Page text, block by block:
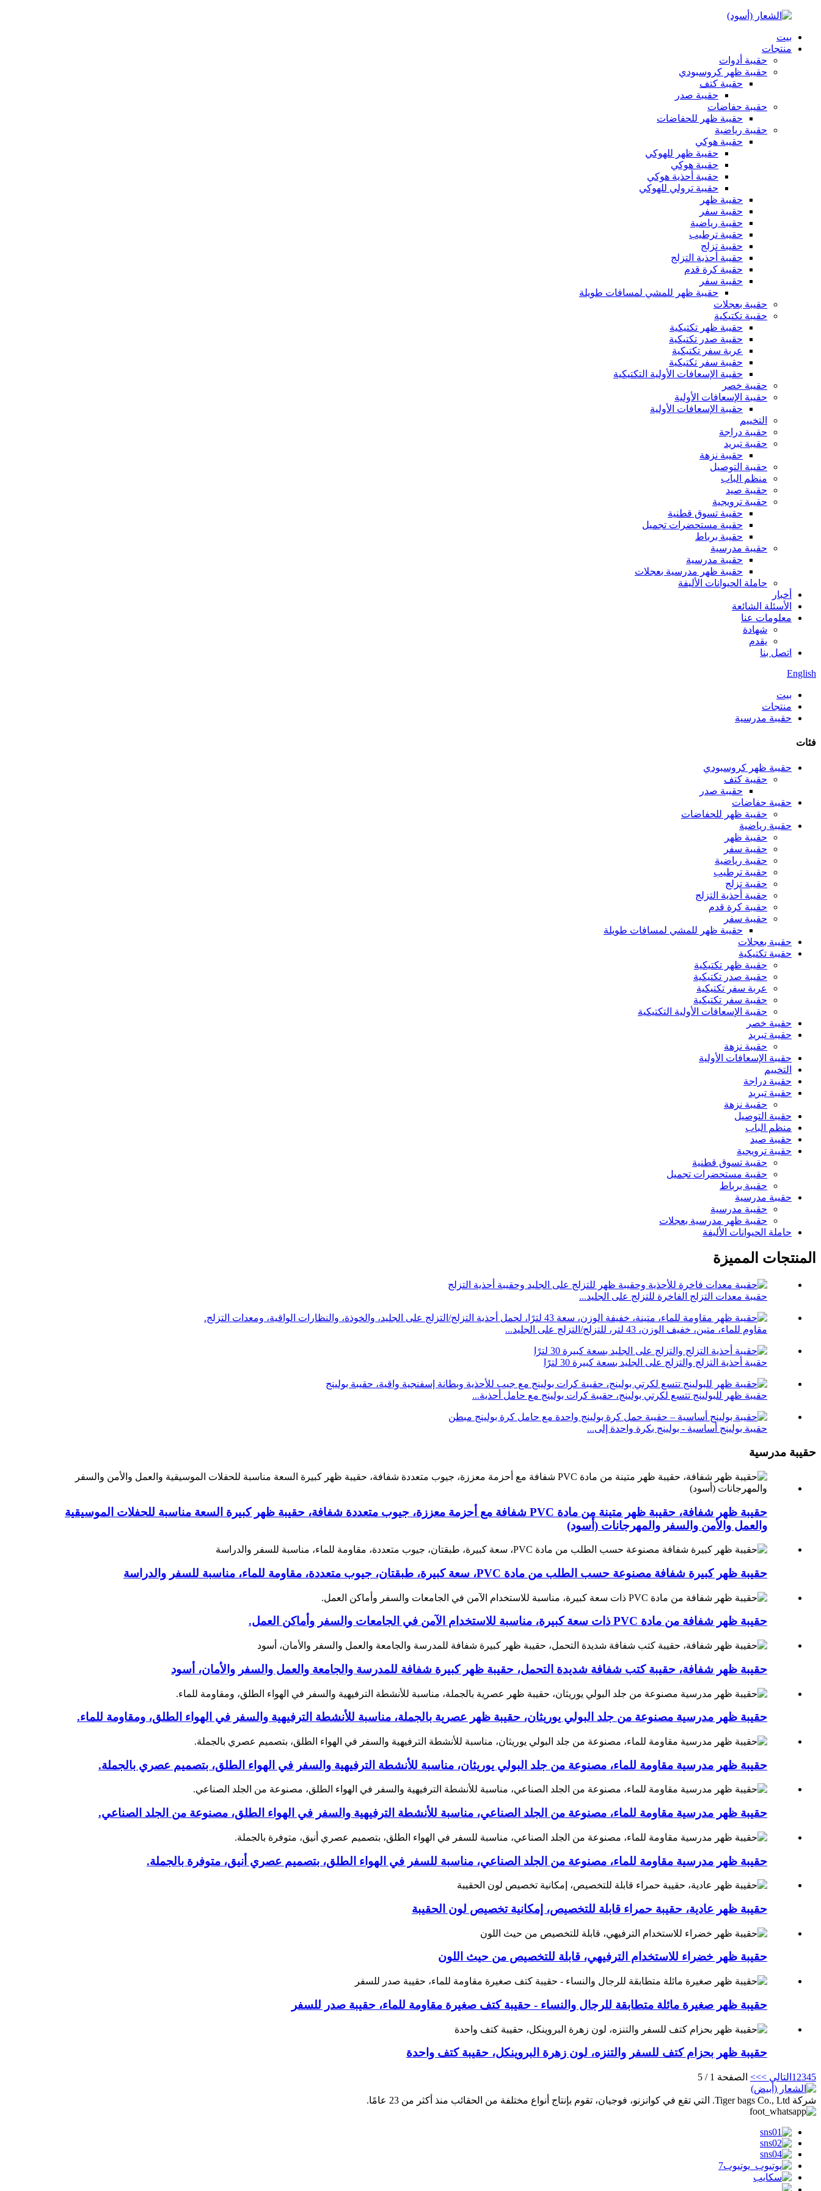
بيت
منتجات
حقيبة أدوات
حقيبة ظهر كروسبودي
حقيبة كتف
حقيبة صدر
حقيبة حفاضات
حقيبة ظهر للحفاضات
حقيبة رياضية
حقيبة هوكي
حقيبة ظهر للهوكي
حقيبة هوكي
حقيبة أحذية هوكي
حقيبة ترولي للهوكي
حقيبة ظهر
حقيبة سفر
حقيبة رياضية
حقيبة ترطيب
حقيبة تزلج
حقيبة أحذية التزلج
حقيبة كرة قدم
حقيبة سفر
حقيبة ظهر للمشي لمسافات طويلة
حقيبة بعجلات
حقيبة تكتيكية
حقيبة ظهر تكتيكية
حقيبة صدر تكتيكية
عربة سفر تكتيكية
حقيبة سفر تكتيكية
حقيبة الإسعافات الأولية التكتيكية
حقيبة خصر
حقيبة الإسعافات الأولية
حقيبة الإسعافات الأولية
التخييم
حقيبة دراجة
حقيبة تبريد
حقيبة نزهة
حقيبة التوصيل
منظم الباب
حقيبة صيد
حقيبة ترويجية
حقيبة تسوق قطنية
حقيبة مستحضرات تجميل
حقيبة برباط
حقيبة مدرسية
حقيبة مدرسية
حقيبة ظهر مدرسية بعجلات
حاملة الحيوانات الأليفة
أخبار
الأسئلة الشائعة
معلومات عنا
شهادة
يقدم
اتصل بنا
English
بيت
منتجات
حقيبة مدرسية
فئات
حقيبة ظهر كروسبودي
حقيبة كتف
حقيبة صدر
حقيبة حفاضات
حقيبة ظهر للحفاضات
حقيبة رياضية
حقيبة ظهر
حقيبة سفر
حقيبة رياضية
حقيبة ترطيب
حقيبة تزلج
حقيبة أحذية التزلج
حقيبة كرة قدم
حقيبة سفر
حقيبة ظهر للمشي لمسافات طويلة
حقيبة بعجلات
حقيبة تكتيكية
حقيبة ظهر تكتيكية
حقيبة صدر تكتيكية
عربة سفر تكتيكية
حقيبة سفر تكتيكية
حقيبة الإسعافات الأولية التكتيكية
حقيبة خصر
حقيبة تبريد
حقيبة نزهة
حقيبة الإسعافات الأولية
التخييم
حقيبة دراجة
حقيبة تبريد
حقيبة نزهة
حقيبة التوصيل
منظم الباب
حقيبة صيد
حقيبة ترويجية
حقيبة تسوق قطنية
حقيبة مستحضرات تجميل
حقيبة برباط
حقيبة مدرسية
حقيبة مدرسية
حقيبة ظهر مدرسية بعجلات
حاملة الحيوانات الأليفة
المنتجات المميزة
حقيبة معدات التزلج الفاخرة للتزلج على الجليد...
مقاوم للماء، متين، خفيف الوزن، 43 لتر، للتزلج/التزلج على الجليد...
حقيبة أحذية التزلج والتزلج على الجليد بسعة كبيرة 30 لترًا
حقيبة ظهر للبولينج تتسع لكرتي بولينج، حقيبة كرات بولينج مع حامل أحذية...
حقيبة بولينج أساسية - بولينج بكرة واحدة إلى...
حقيبة مدرسية
حقيبة ظهر شفافة، حقيبة ظهر متينة من مادة PVC شفافة مع أحزمة معززة، جيوب متعددة شفافة، حقيبة ظهر كبيرة السعة مناسبة للحفلات الموسيقية
والعمل والأمن والسفر والمهرجانات (أسود)
حقيبة ظهر كبيرة شفافة مصنوعة حسب الطلب من مادة PVC، سعة كبيرة، طبقتان، جيوب متعددة، مقاومة للماء، مناسبة للسفر والدراسة
حقيبة ظهر شفافة من مادة PVC ذات سعة كبيرة، مناسبة للاستخدام الآمن في الجامعات والسفر وأماكن العمل.
حقيبة ظهر شفافة، حقيبة كتب شفافة شديدة التحمل، حقيبة ظهر كبيرة شفافة للمدرسة والجامعة والعمل والسفر والأمان، أسود
حقيبة ظهر مدرسية مصنوعة من جلد البولي يوريثان، حقيبة ظهر عصرية بالجملة، مناسبة للأنشطة الترفيهية والسفر في الهواء الطلق، ومقاومة للماء.
حقيبة ظهر مدرسية مقاومة للماء، مصنوعة من جلد البولي يوريثان، مناسبة للأنشطة الترفيهية والسفر في الهواء الطلق، بتصميم عصري بالجملة.
حقيبة ظهر مدرسية مقاومة للماء، مصنوعة من الجلد الصناعي، مناسبة للأنشطة الترفيهية والسفر في الهواء الطلق، مصنوعة من الجلد الصناعي.
حقيبة ظهر مدرسية مقاومة للماء، مصنوعة من الجلد الصناعي، مناسبة للسفر في الهواء الطلق، بتصميم عصري أنيق، متوفرة بالجملة.
حقيبة ظهر عادية، حقيبة حمراء قابلة للتخصيص، إمكانية تخصيص لون الحقيبة
حقيبة ظهر خضراء للاستخدام الترفيهي، قابلة للتخصيص من حيث اللون
حقيبة ظهر صغيرة مائلة متطابقة للرجال والنساء - حقيبة كتف صغيرة مقاومة للماء، حقيبة صدر للسفر
حقيبة ظهر بحزام كتف للسفر والتنزه، لون زهرة البروينكل، حقيبة كتف واحدة
1 2345 التالي >>> الصفحة 1 / 5
شركة Tiger bags Co., Ltd. التي تقع في كوانزنو، فوجيان، تقوم بإنتاج أنواع مختلفة من الحقائب منذ أكثر من 23 عامًا.